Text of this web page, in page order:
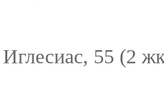
55 (2